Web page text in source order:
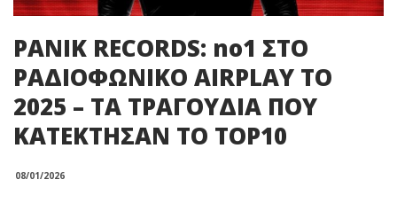
PANIK RECORDS: no1 ΣΤΟ
ΡΑΔΙΟΦΩΝΙΚΟ AIRPLAY ΤΟ
2025 – ΤΑ ΤΡΑΓΟΥΔΙΑ ΠΟΥ
ΚΑΤΕΚΤΗΣΑΝ ΤΟ TOP10
08/01/2026